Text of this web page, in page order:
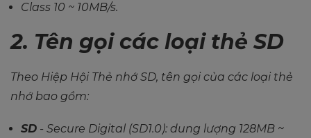
Class 10 ~ 10MB/s.
2. Tên gọi các loại thẻ SD
Theo Hiệp Hội Thẻ nhớ SD, tên gọi của các loại thẻ
nhớ bao gồm:
SD - Secure Digital (SD1.0): dung lượng 128MB ~